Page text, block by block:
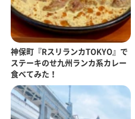
神保町『RスリランカTOKYO』で
ステーキのせ九州ランカ系カレー
食べてみた！